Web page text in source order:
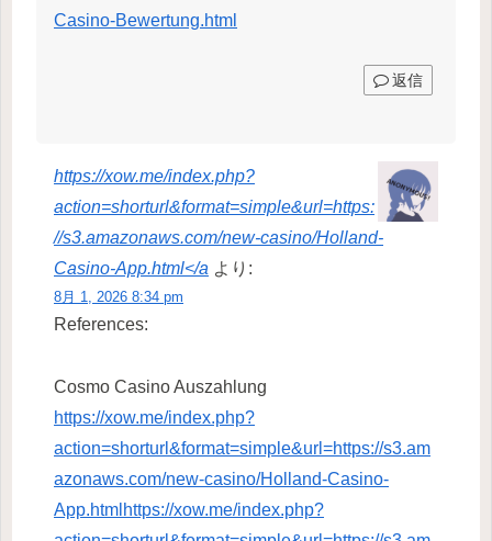
Casino-Bewertung.html
返信
https://xow.me/index.php?
action=shorturl&format=simple&url=https:
//s3.amazonaws.com/new-casino/Holland-
Casino-App.html</a より:
8月 1, 2026 8:34 pm
References:
Cosmo Casino Auszahlung
https://xow.me/index.php?
action=shorturl&format=simple&url=https://s3.am
azonaws.com/new-casino/Holland-Casino-
App.htmlhttps://xow.me/index.php?